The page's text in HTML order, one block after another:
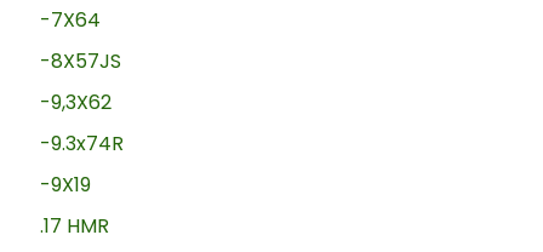
-7X64
-8X57JS
-9,3X62
-9.3x74R
-9X19
.17 HMR